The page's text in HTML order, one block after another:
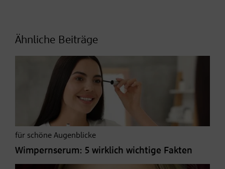
Ähnliche Beiträge
für schöne Augenblicke
Wimpernserum: 5 wirklich wichtige Fakten